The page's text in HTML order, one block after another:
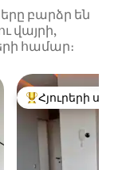
բարձր են
վայրի,
համար։
Հյուրերի
Հյուրերի